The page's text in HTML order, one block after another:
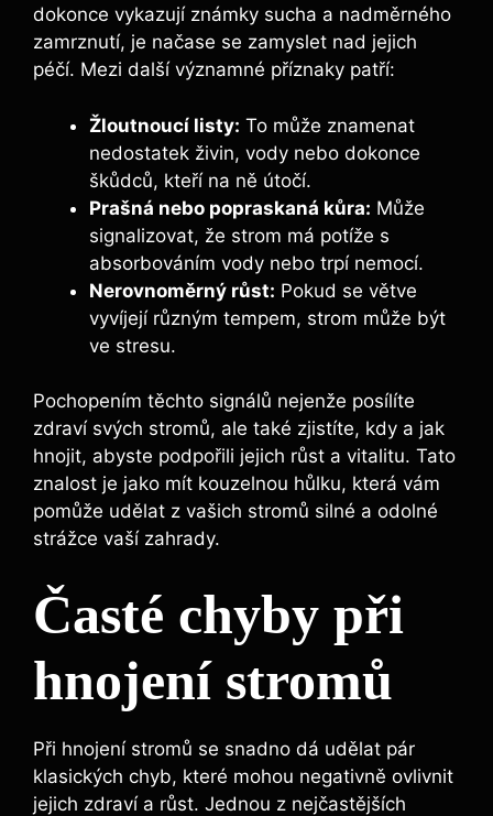
‌dokonce vykazují známky ⁣sucha a nadměrného
zamrznutí, je načase se zamyslet nad jejich
péčí. Mezi‌ další významné​ příznaky patří:
Žloutnoucí‍ listy: To může znamenat
nedostatek živin, ⁤vody nebo dokonce
škůdců, kteří na ně útočí.
Prašná nebo popraskaná kůra: Může
signalizovat, že strom​ má potíže s⁢
absorbováním vody ‌nebo ‌trpí nemocí.
Nerovnoměrný růst: Pokud⁤ se větve
vyvíjejí různým tempem, strom může být
ve stresu.
Pochopením těchto‌ signálů⁣ nejenže ‍posílíte
zdraví svých stromů, ale také zjistíte, kdy a jak
⁤hnojit, abyste​ podpořili jejich růst a vitalitu. Tato
znalost je jako mít kouzelnou ⁣hůlku, která vám
pomůže udělat z ‌vašich‌ stromů‍ silné a odolné
strážce vaší zahrady.
Časté chyby při
hnojení ⁤stromů
Při hnojení stromů ⁤se snadno dá udělat pár
klasických chyb, které mohou negativně ovlivnit
jejich zdraví a růst. Jednou z nejčastějších